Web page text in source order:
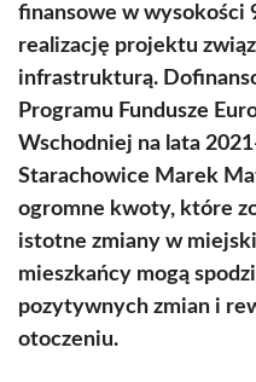
finansowe w wysokości
realizację projektu
infrastrukturą.
Programu Fundusze
Wschodniej na lata
Starachowice Marek
ogromne kwoty, które
istotne zmiany w
mieszkańcy mogą
pozytywnych zmian i
otoczeniu.